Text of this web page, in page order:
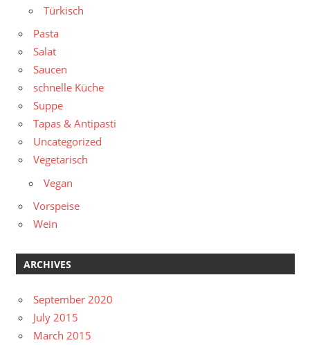
Türkisch
Pasta
Salat
Saucen
schnelle Küche
Suppe
Tapas & Antipasti
Uncategorized
Vegetarisch
Vegan
Vorspeise
Wein
ARCHIVES
September 2020
July 2015
March 2015